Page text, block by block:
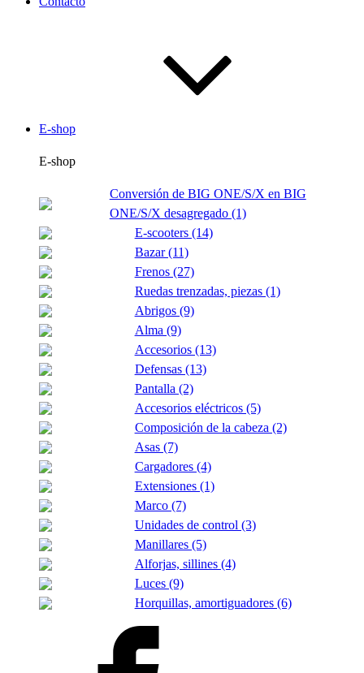
E-shop
E-shop
Conversión de BIG ONE/S/X en BIG
ONE/S/X desagregado (1)
E-scooters (14)
Bazar (11)
Frenos (27)
Ruedas trenzadas, piezas (1)
Abrigos (9)
Alma (9)
Accesorios (13)
Defensas (13)
Pantalla (2)
Accesorios eléctricos (5)
Composición de la cabeza (2)
Asas (7)
Cargadores (4)
Extensiones (1)
Marco (7)
Unidades de control (3)
Manillares (5)
Alforjas, sillines (4)
Luces (9)
Horquillas, amortiguadores (6)